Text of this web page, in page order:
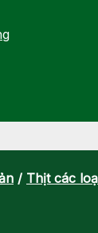
/ Thịt các